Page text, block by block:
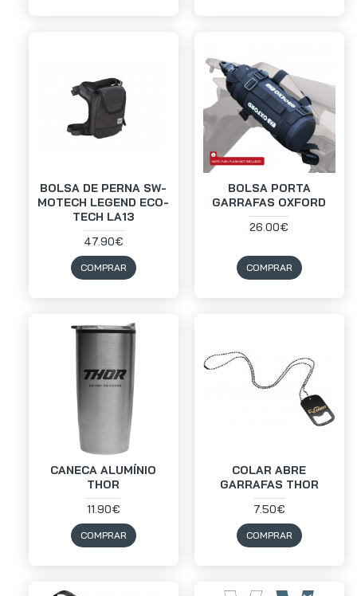
BOLSA DE PERNA SW-
MOTECH LEGEND ECO-
TECH LA13
47.90€
COMPRAR
BOLSA PORTA
GARRAFAS OXFORD
26.00€
COMPRAR
CANECA ALUMÍNIO
THOR
11.90€
COMPRAR
COLAR ABRE
GARRAFAS THOR
7.50€
COMPRAR